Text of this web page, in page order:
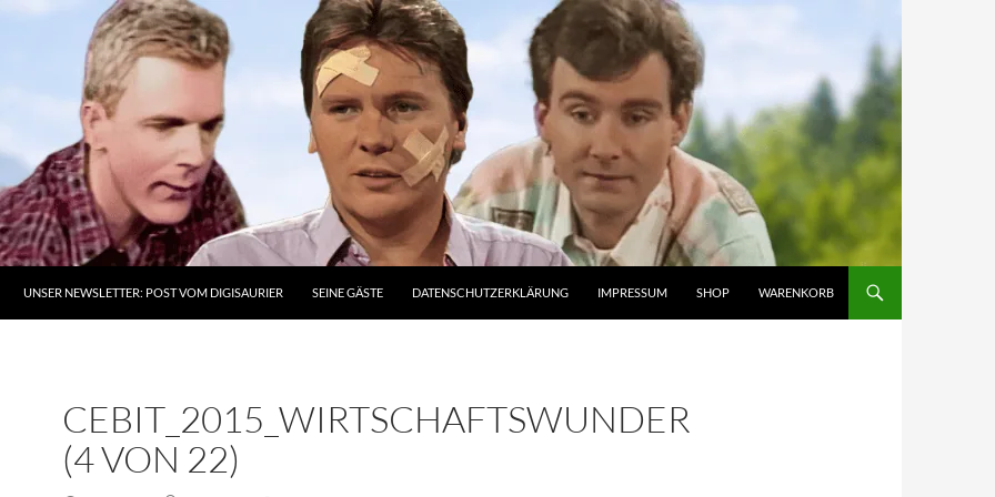
UNSER NEWSLETTER: POST VOM DIGISAURIER SEINE GÄSTE DATENSCHUTZERKLÄRUNG IMPRESSUM SHOP WARENKORB
CEBIT_2015_WIRTSCHAFTSWUNDER
(4 VON 22)